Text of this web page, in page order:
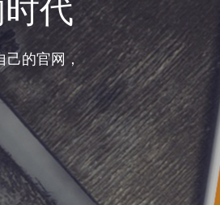
代
己的官网，